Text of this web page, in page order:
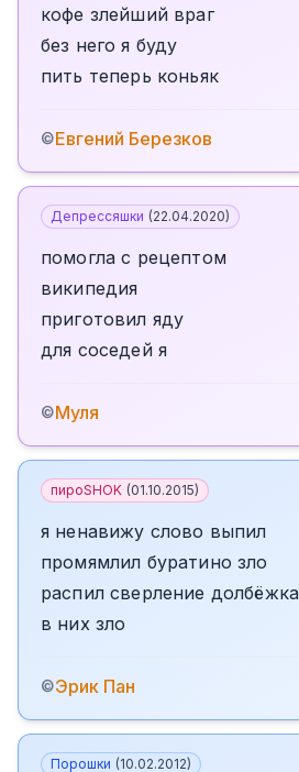
кофе злейший враг
без него я буду
пить теперь коньяк
©Евгений Березков
Депрессяшки (22.04.2020)
помогла с рецептом
википедия
приготовил яду
для соседей я
©Муля
пироSHOK (01.10.2015)
я ненавижу слово выпил
промямлил буратино зло
распил сверление долбёжка
в них зло
©Эрик Пан
Порошки (10.02.2012)